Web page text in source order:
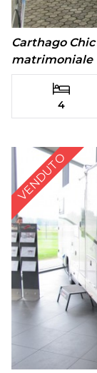
Carthago
matrimoniale
4
VENDUTO